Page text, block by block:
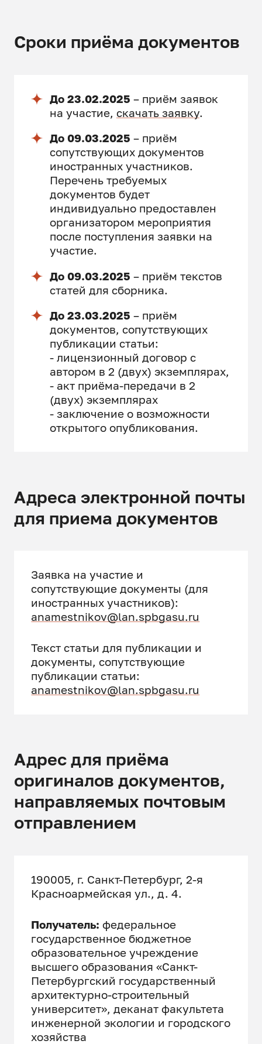
Сроки приёма документов
До 23.02.2025 – приём заявок
на участие, скачать заявку.
До 09.03.2025 – приём
сопутствующих документов
иностранных участников.
Перечень требуемых
документов будет
индивидуально предоставлен
организатором мероприятия
после поступления заявки на
участие.
До 09.03.2025 – приём текстов
статей для сборника.
До 23.03.2025 – приём
документов, сопутствующих
публикации статьи:
- лицензионный договор с
автором в 2 (двух) экземплярах,
- акт приёма-передачи в 2
(двух) экземплярах
- заключение о возможности
открытого опубликования.
Адреса электронной почты
для приема документов
Заявка на участие и
сопутствующие документы (для
иностранных участников):
anamestnikov@lan.spbgasu.ru
Текст статьи для публикации и
документы, сопутствующие
публикации статьи:
anamestnikov@lan.spbgasu.ru
Адрес для приёма
оригиналов документов,
направляемых почтовым
отправлением
190005, г. Санкт-Петербург, 2-я
Красноармейская ул., д. 4.
Получатель: федеральное
государственное бюджетное
образовательное учреждение
высшего образования «Санкт-
Петербургский государственный
архитектурно-строительный
университет», деканат факультета
инженерной экологии и городского
хозяйства